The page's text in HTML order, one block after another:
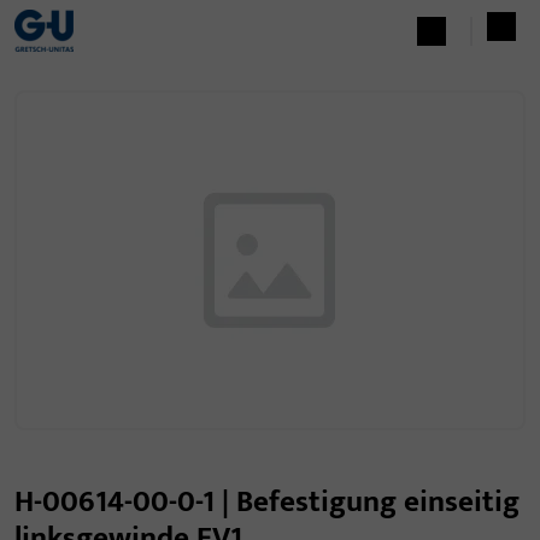
H-00614-00-0-1 | Befestigung einseitig